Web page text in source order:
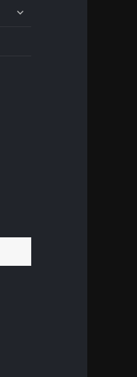
sous-
ouvrir